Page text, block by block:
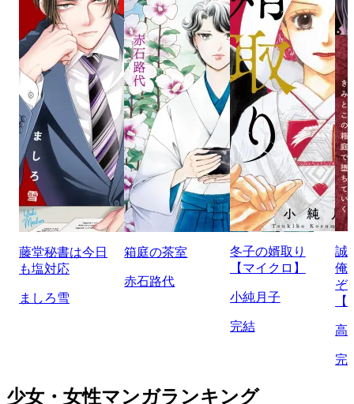
藤堂秘書は今日
も塩対応
ましろ雪
箱庭の茶室
赤石路代
冬子の婿取り
【マイクロ】
小純月子
完結
誠
俺
ぞ
高
完
少女・女性マンガランキング